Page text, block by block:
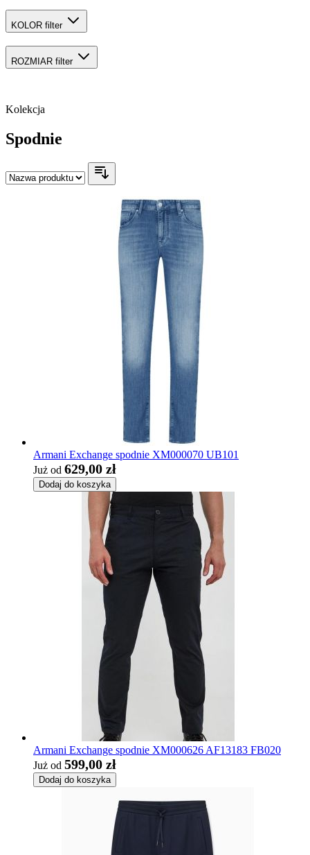
KOLOR filter
ROZMIAR filter
Kolekcja
Spodnie
Armani Exchange spodnie XM000070 UB101
Już od 629,00 zł
Dodaj do koszyka
Armani Exchange spodnie XM000626 AF13183 FB020
Już od 599,00 zł
Dodaj do koszyka